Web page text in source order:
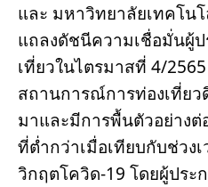
และ มหาวิทยาลัยเทคโน
แถลงดัชนีความเชื่อมั่นผู้
เที่ยวในไตรมาสที่ 4/
สถานการณ์การท่องเที่ย
มาและมีการพื้นตัวอย่างต่
ที่ต่ำกว่าเมื่อเทียบกับช่วง
วิกฤตโควิด-19 โดยผู้ประ